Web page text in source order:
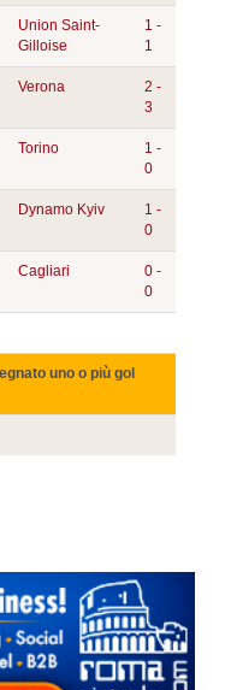
Union Saint-
Gilloise
1 -
1
Verona
2 -
3
Torino
1 -
0
Dynamo Kyiv
1 -
0
Cagliari
0 -
0
uno o più gol